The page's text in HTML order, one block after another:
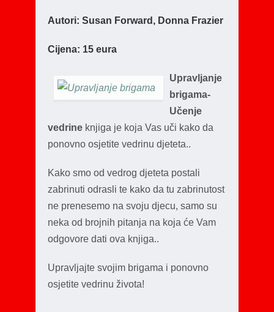
Autori: Susan Forward, Donna Frazier
Cijena: 15 eura
Upravljanje
brigama-
Učenje
vedrine knjiga je koja Vas uči kako da
ponovno osjetite vedrinu djeteta..
Kako smo od vedrog djeteta postali
zabrinuti odrasli te kako da tu zabrinutost
ne prenesemo na svoju djecu, samo su
neka od brojnih pitanja na koja će Vam
odgovore dati ova knjiga..
Upravljajte svojim brigama i ponovno
osjetite vedrinu života!